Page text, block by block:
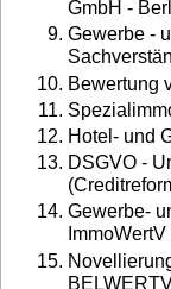
GmbH -
Gewerbe -
Bewertung
Hotel- und
DSGVO -
Gewerbe-
ImmoWertV